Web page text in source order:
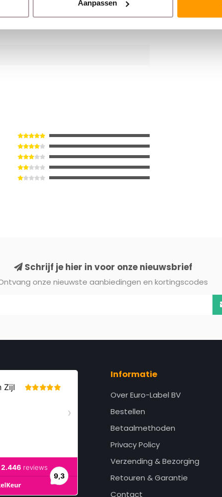
Aanpassen
Schrijf je hier in voor onze nieuwsbrief
onze nieuwste aanbiedingen en kortingscodes
Informatie
Over Euro-Label BV
Bestellen
Betaalmethoden
Privacy Policy
Verzending & Bezorging
Retouren & Garantie
Contact